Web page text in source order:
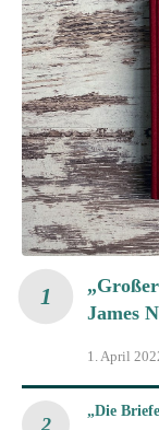
James
1. April
„Die